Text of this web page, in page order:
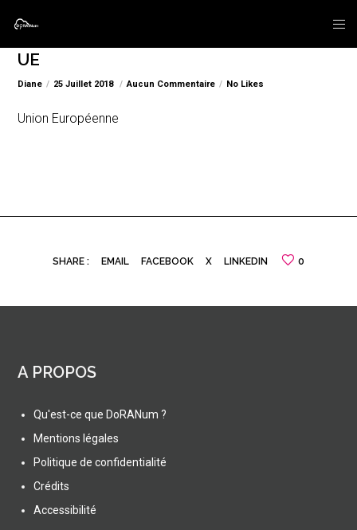
UE
Diane 25 Juillet 2018 Aucun Commentaire No Likes
Union Européenne
SHARE : EMAIL FACEBOOK X LINKEDIN 0
A PROPOS
Qu'est-ce que DoRANum ?
Mentions légales
Politique de confidentialité
Crédits
Accessibilité